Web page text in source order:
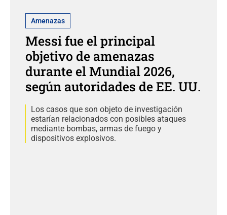
Amenazas
Messi fue el principal
objetivo de amenazas
durante el Mundial 2026,
según autoridades de EE. UU.
Los casos que son objeto de investigación
estarían relacionados con posibles ataques
mediante bombas, armas de fuego y
dispositivos explosivos.